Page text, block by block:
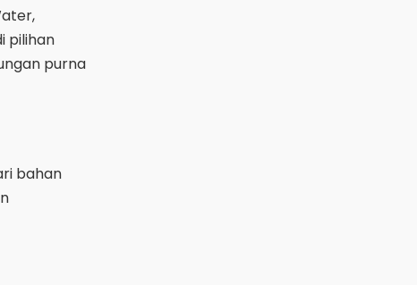
pilihan
purna
bahan